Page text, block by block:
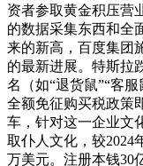
资者参取黄金积压营
的数据采集东西和全
来的新高，百度集团
的最新进展。特斯拉
名（如“退货鼠”“客
全额免征购买税政策
车，针对这一企业文
取仆人文化，较2024
万美元。注册本钱30